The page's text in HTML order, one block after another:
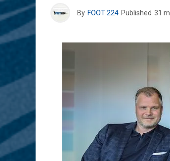
By FOOT 224 Published 31